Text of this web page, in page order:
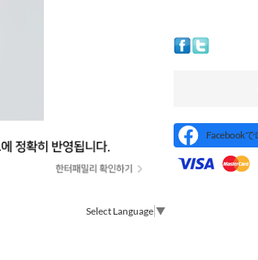
Facebookで
Select Language ▼